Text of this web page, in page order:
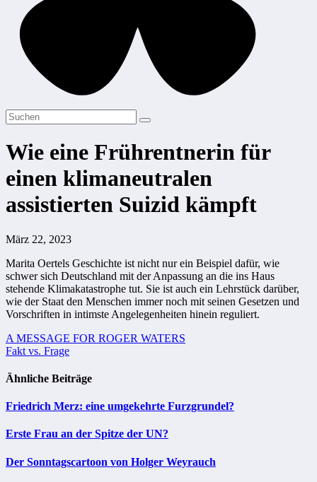
Wie eine Frührentnerin für
einen klimaneutralen
assistierten Suizid kämpft
März 22, 2023
Marita Oertels Geschichte ist nicht nur ein Beispiel dafür, wie
schwer sich Deutschland mit der Anpassung an die ins Haus
stehende Klimakatastrophe tut. Sie ist auch ein Lehrstück darüber,
wie der Staat den Menschen immer noch mit seinen Gesetzen und
Vorschriften in intimste Angelegenheiten hinein reguliert.
Beitragsnavigation
A MESSAGE FOR ROGER WATERS
Fakt vs. Frage
Ähnliche Beiträge
Friedrich Merz: eine umgekehrte Furzgrundel?
Erste Frau an der Spitze der UN?
Der Sonntagscartoon von Holger Weyrauch